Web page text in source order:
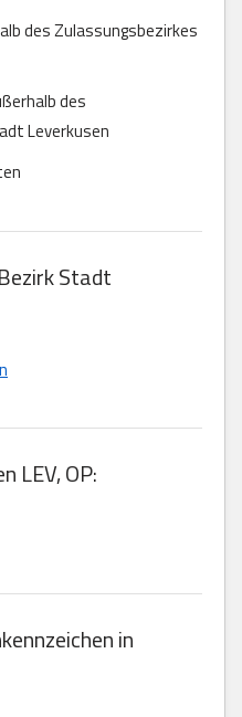
des Zulassungsbezirkes
des
Leverkusen
Stadt
LEV, OP:
in